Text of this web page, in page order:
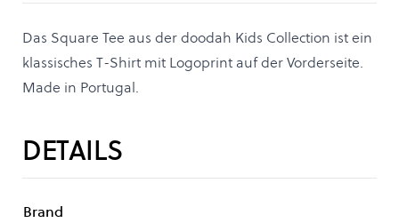
Das Square Tee aus der doodah Kids Collection ist ein
klassisches T-Shirt mit Logoprint auf der Vorderseite.
Made in Portugal.
DETAILS
Brand